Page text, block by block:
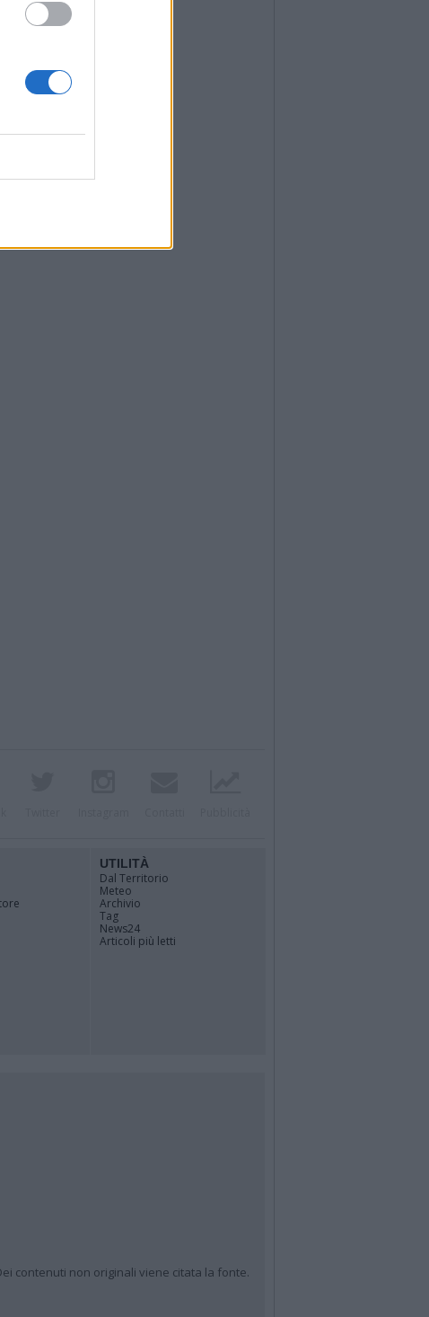
UTILITÀ
Dal Territorio
Meteo
Archivio
Tag
News24
Articoli più letti
contenuti non originali viene citata la fonte.